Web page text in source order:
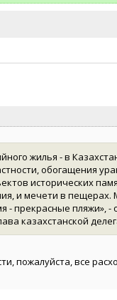
жилья - в
обогащения
исторических
и мечети в
- прекрасные пляжи», -
казахстанской
пожалуйста, все